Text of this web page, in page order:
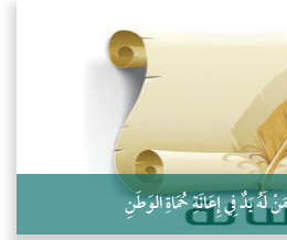
لَهُ يَدٌ فِي إِعَانَةِ حُمَاةِ الوَطَنِ